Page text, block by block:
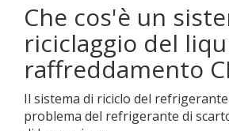
Che cos'è un
riciclaggio del
raffreddamento
Il sistema di riciclo del
problema del refrigerante di